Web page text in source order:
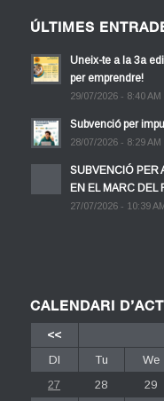
ÚLTIMES
Uneix-te a la 3a
per emprendre!
29/07/2026 - 8:40 AM
Subvenció per
28/07/2026 - 8:29 AM
SUBVENCIÓ PER
EN EL MARC DEL
27/07/2026 - 10:39 AM
CALENDARI
<<
Dl
Tu We
27
28 29